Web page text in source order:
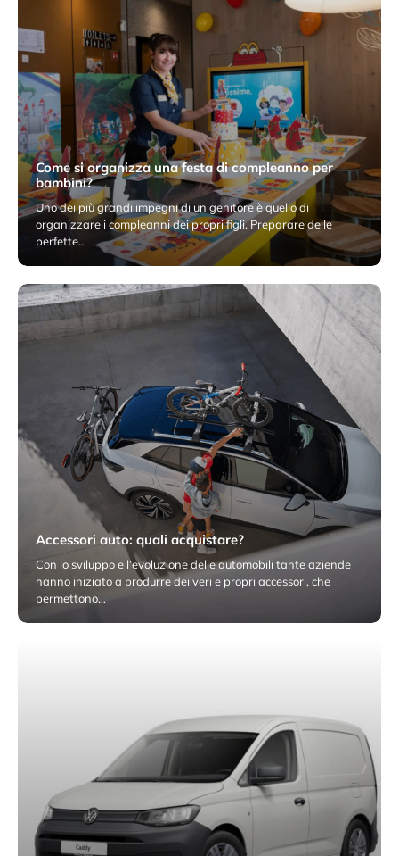
Come si organizza una festa di compleanno per
bambini?
Uno dei più grandi impegni di un genitore è quello di
organizzare i compleanni dei propri figli. Preparare delle
perfette…
8 Dicembre 2025
Accessori auto: quali acquistare?
Con lo sviluppo e l’evoluzione delle automobili tante aziende
hanno iniziato a produrre dei veri e propri accessori, che
permettono…
8 Dicembre 2025